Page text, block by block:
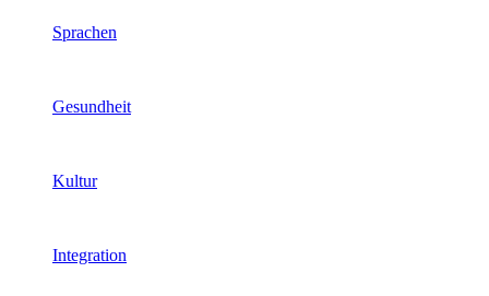
Sprachen
Gesundheit
Kultur
Integration